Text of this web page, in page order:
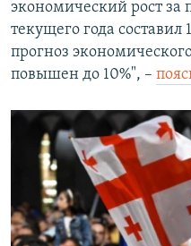
экономический рост за
текущего года составил
прогноз
повышен до 10%", –